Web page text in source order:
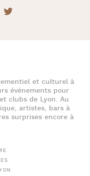
et culturel à
événements pour
clubs de Lyon. Au
artistes, bars à
surprises encore à